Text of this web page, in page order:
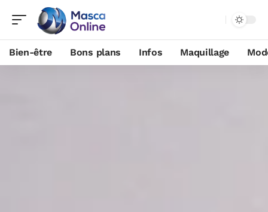
Bien-être Bons plans Infos Maquillage